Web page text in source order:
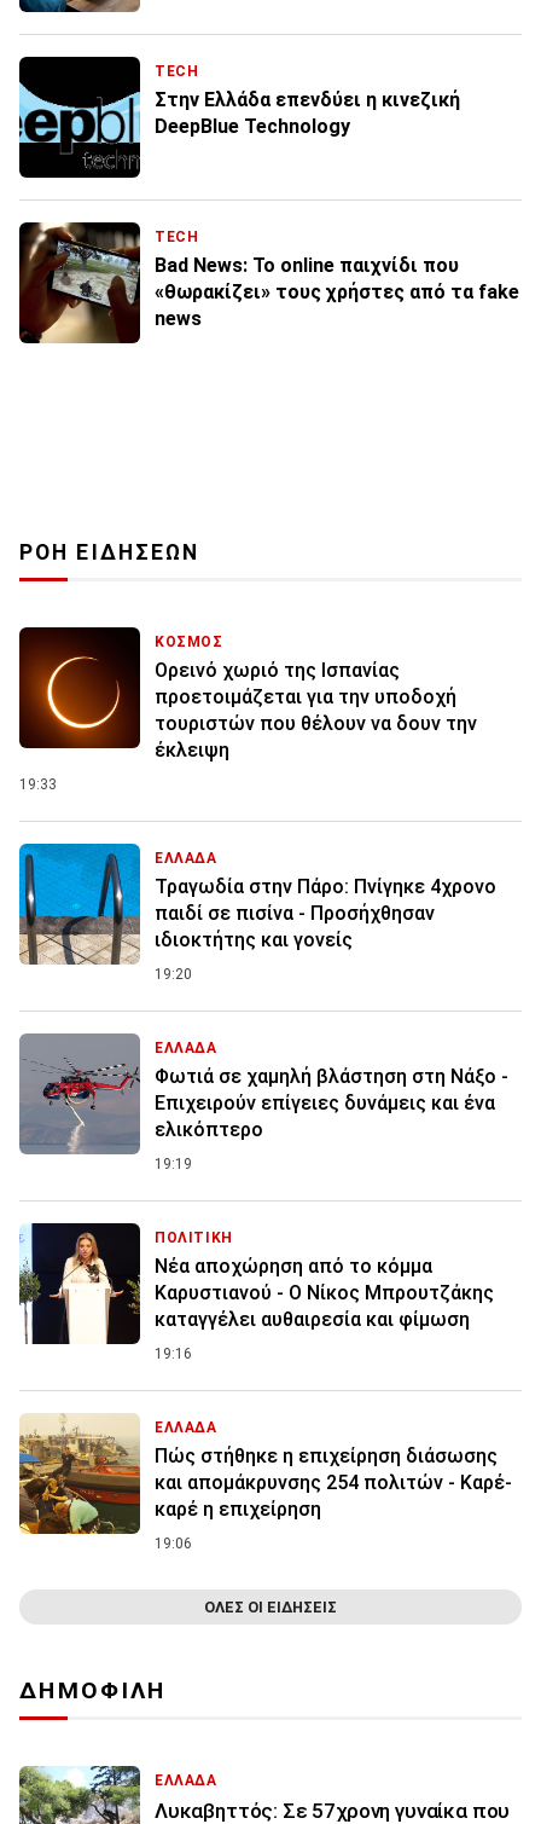
TECH
Στην Ελλάδα επενδύει η κινεζική
DeepBlue Technology
TECH
Bad News: Το online παιχνίδι που
«θωρακίζει» τους χρήστες από τα fake
news
ΡΟΗ ΕΙΔΗΣΕΩΝ
ΚΟΣΜΟΣ
Ορεινό χωριό της Ισπανίας
προετοιμάζεται για την υποδοχή
τουριστών που θέλουν να δουν την
έκλειψη
19:33
ΕΛΛΑΔΑ
Τραγωδία στην Πάρο: Πνίγηκε 4χρονο
παιδί σε πισίνα - Προσήχθησαν
ιδιοκτήτης και γονείς
19:20
ΕΛΛΑΔΑ
Φωτιά σε χαμηλή βλάστηση στη Νάξο -
Επιχειρούν επίγειες δυνάμεις και ένα
ελικόπτερο
19:19
ΠΟΛΙΤΙΚΗ
Νέα αποχώρηση από το κόμμα
Καρυστιανού - Ο Νίκος Μπρουτζάκης
καταγγέλει αυθαιρεσία και φίμωση
19:16
ΕΛΛΑΔΑ
Πώς στήθηκε η επιχείρηση διάσωσης
και απομάκρυνσης 254 πολιτών - Καρέ-
καρέ η επιχείρηση
19:06
ΟΛΕΣ ΟΙ ΕΙΔΗΣΕΙΣ
ΔΗΜΟΦΙΛΗ
ΕΛΛΑΔΑ
Λυκαβηττός: Σε 57χρονη γυναίκα που